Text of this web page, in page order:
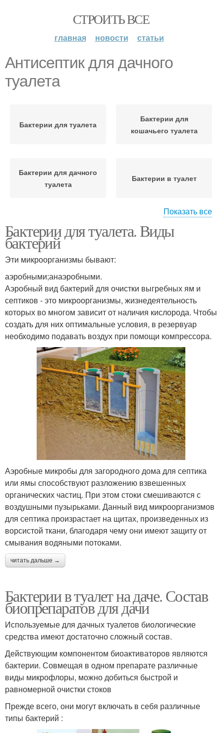
СТРОИТЬ ВСЕ
главная новости статьи
Антисептик для дачного
туалета
Бактерии для туалета
Бактерии для
кошачьего туалета
Бактерии для дачного
туалета
Бактерии в туалет
Туалет на даче
Препараты для дачных
туалетов
Туалет для дачи
Показать все
Бактерии для туалета. Виды
бактерий
Эти микроорганизмы бывают:
аэробными;анаэробными.
Аэробный вид бактерий для очистки выгребных ям и
септиков - это микроорганизмы, жизнедеятельность
которых во многом зависит от наличия кислорода. Чтобы
создать для них оптимальные условия, в резервуар
необходимо подавать воздух при помощи компрессора.
Аэробные микробы для загородного дома для септика
или ямы способствуют разложению взвешенных
органических частиц. При этом стоки смешиваются с
воздушными пузырьками. Данный вид микроорганизмов
для септика произрастает на щитах, произведенных из
ворсистой ткани, благодаря чему они имеют защиту от
смывания водяными потоками.
читать дальше →
Бактерии в туалет на даче. Состав
биопрепаратов для дачи
Используемые для дачных туалетов биологические
средства имеют достаточно сложный состав.
Действующим компонентом биоактиваторов являются
бактерии. Совмещая в одном препарате различные
виды микрофлоры, можно добиться быстрой и
равномерной очистки стоков
Прежде всего, они могут включать в себя различные
типы бактерий :